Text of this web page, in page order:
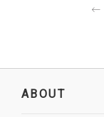
ABOUT